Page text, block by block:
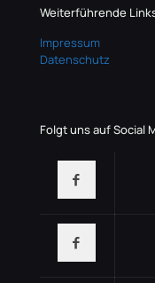
Weiterführende
Impressum
Datenschutz
Folgt uns auf Social